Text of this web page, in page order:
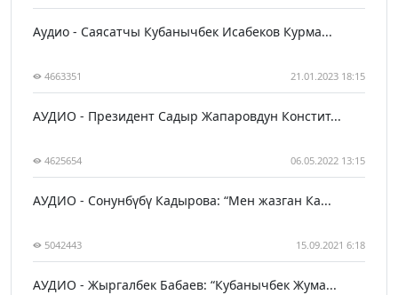
Аудио - Саясатчы Кубанычбек Исабеков Курма...
4663351 21.01.2023 18:15
АУДИО - Президент Садыр Жапаровдун Констит...
4625654 06.05.2022 13:15
АУДИО - Сонунбүбү Кадырова: “Мен жазган Ка...
5042443 15.09.2021 6:18
АУДИО - Жыргалбек Бабаев: “Кубанычбек Жума...